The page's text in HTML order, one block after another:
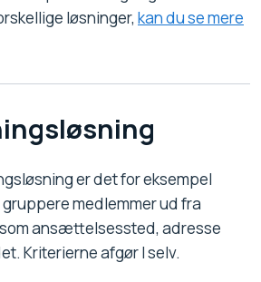
løsninger, kan du se mere
er det for eksempel
medlemmer ud fra
ansættelsessted, adresse
Kriterierne afgør I selv.